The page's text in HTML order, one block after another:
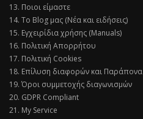
13. Ποιοι είμαστε
14. Το Blog μας (Νέα και ειδήσεις)
15. Εγχειρίδια χρήσης (Manuals)
16. Πολιτική Απορρήτου
17. Πολιτική Cookies
18. Επίλυση διαφορών και Παράπονα
19. Όροι συμμετοχής διαγωνισμών
20. GDPR Compliant
21. My Service